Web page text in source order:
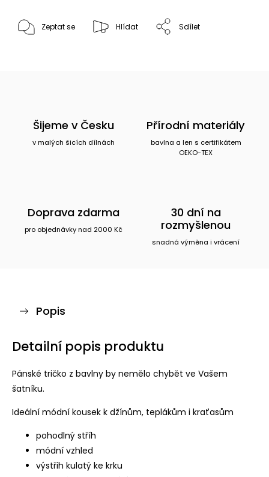
Zeptat se Hlídat Sdílet
Šijeme v Česku
v malých šicích dílnách
Přírodní materiály
bavlna a len s certifikátem
OEKO-TEX
Doprava zdarma
pro objednávky nad 2000 Kč
30 dní na
rozmyšlenou
snadná výměna i vrácení
Popis
Detailní popis produktu
Pánské tričko z bavlny by nemělo chybět ve Vašem
šatníku.
Ideální módní kousek k džínům, teplákům i kraťasům
pohodlný stříh
módní vzhled
výstřih kulatý ke krku